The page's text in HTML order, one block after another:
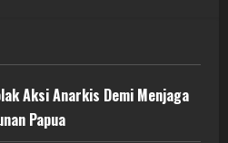
Aksi Anarkis Demi Menjaga
Papua